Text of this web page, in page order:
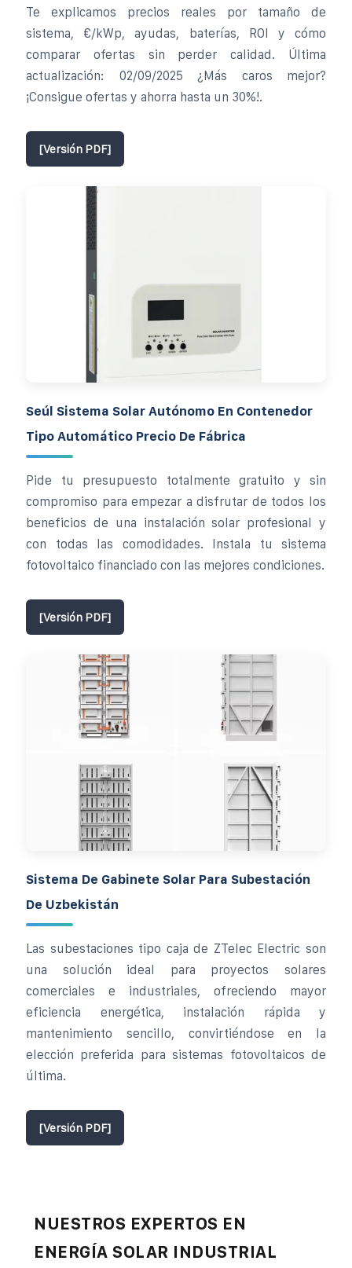
Te explicamos precios reales por tamaño de
sistema, €/kWp, ayudas, baterías, ROI y cómo
comparar ofertas sin perder calidad. Última
actualización: 02/09/2025 ¿Más caros mejor?
¡Consigue ofertas y ahorra hasta un 30%!.
[Versión PDF]
Seúl Sistema Solar Autónomo En Contenedor
Tipo Automático Precio De Fábrica
Pide tu presupuesto totalmente gratuito y sin
compromiso para empezar a disfrutar de todos los
beneficios de una instalación solar profesional y
con todas las comodidades. Instala tu sistema
fotovoltaico financiado con las mejores condiciones.
[Versión PDF]
Sistema De Gabinete Solar Para Subestación
De Uzbekistán
Las subestaciones tipo caja de ZTelec Electric son
una solución ideal para proyectos solares
comerciales e industriales, ofreciendo mayor
eficiencia energética, instalación rápida y
mantenimiento sencillo, convirtiéndose en la
elección preferida para sistemas fotovoltaicos de
última.
[Versión PDF]
NUESTROS EXPERTOS EN
ENERGÍA SOLAR INDUSTRIAL